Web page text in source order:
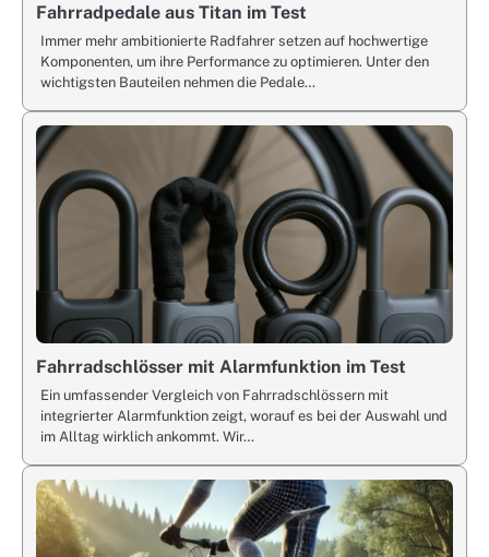
Fahrradpedale aus Titan im Test
Immer mehr ambitionierte Radfahrer setzen auf hochwertige
Komponenten, um ihre Performance zu optimieren. Unter den
wichtigsten Bauteilen nehmen die Pedale…
Fahrradschlösser mit Alarmfunktion im Test
Ein umfassender Vergleich von Fahrradschlössern mit
integrierter Alarmfunktion zeigt, worauf es bei der Auswahl und
im Alltag wirklich ankommt. Wir…